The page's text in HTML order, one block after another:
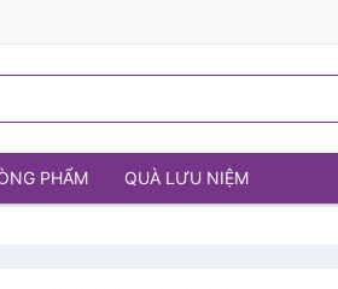
PHẨM QUÀ LƯU NIỆM